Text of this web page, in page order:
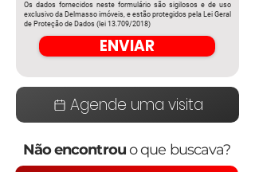
Os dados fornecidos neste formulário são sigilosos e de uso
exclusivo da Delmasso imóveis, e estão protegidos pela Lei Geral
de Proteção de Dados (lei 13.709/2018)
ENVIAR
Agende uma visita
Não encontrouo que buscava?